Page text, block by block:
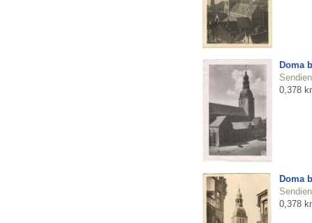
Doma
0,378
Doma
0,378